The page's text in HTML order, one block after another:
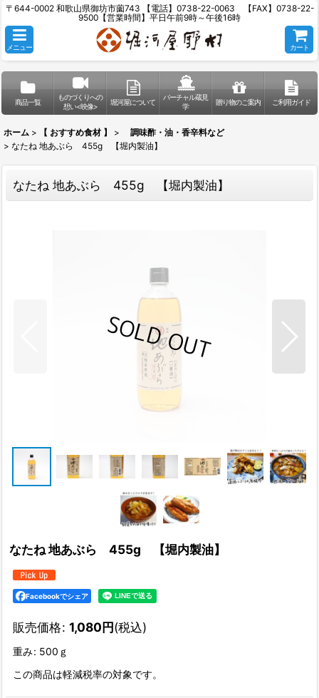
〒644-0002 和歌山県御坊市薗743 【電話】0738-22-0063 【FAX】0738-22-
9500【営業時間】平日午前9時～午後16時
メニュー カート
商品一覧
ものづくりへの
想い<映像>
堀河屋について
バーチャル蔵見
学
贈り物のご案内 ご利用ガイド
ホーム > 【 おすすめ食材 】 >
調味酢・油・香辛料など
> なたね 地あぶら 455g 【堀内製油】
なたね 地あぶら 455g 【堀内製油】
なたね 地あぶら 455g 【堀内製油】
Facebookでシェア
販売価格: 1,080円(税込)
重み: 500ｇ
この商品は軽減税率の対象です。